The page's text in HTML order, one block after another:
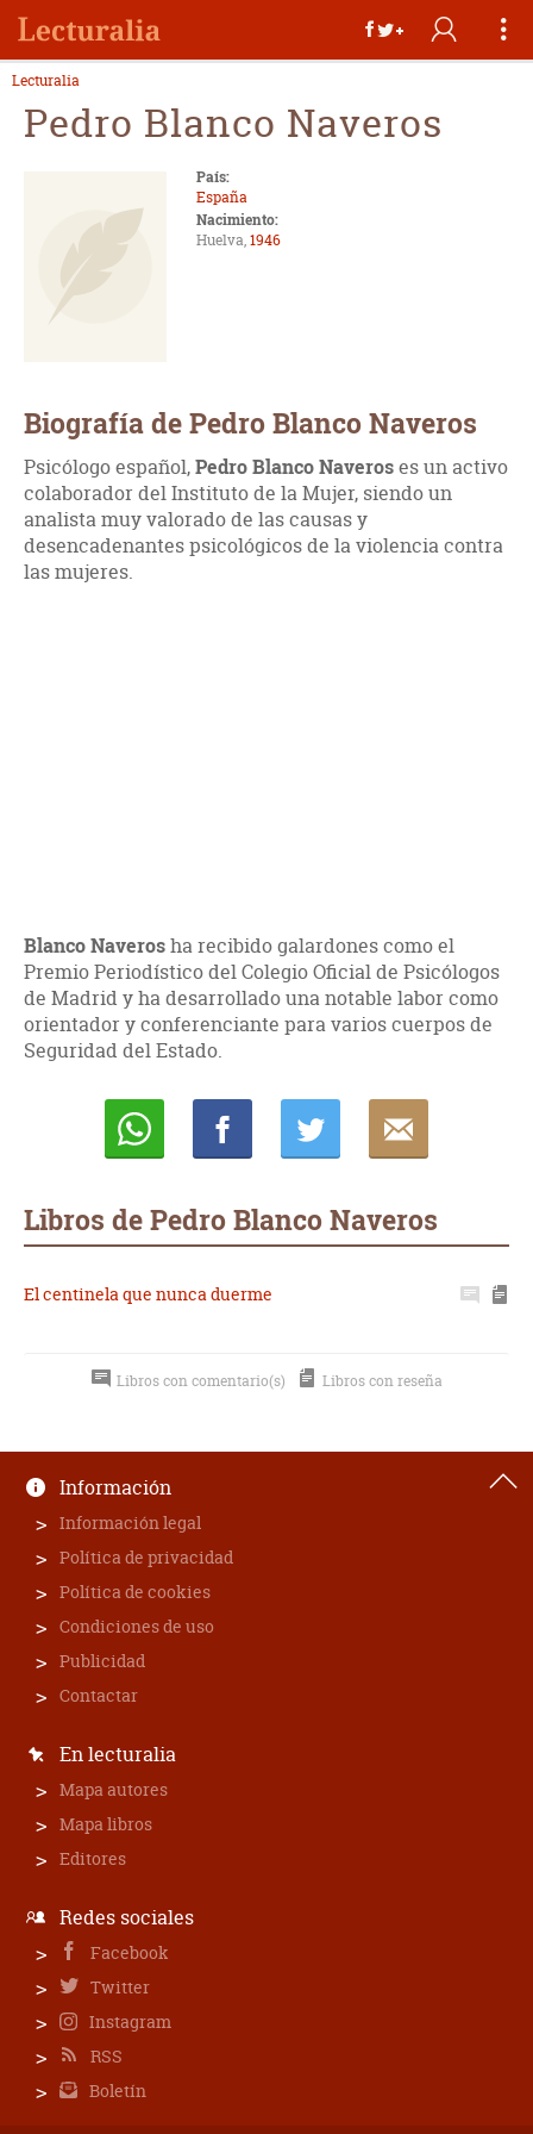
Lecturalia
Pedro Blanco Naveros
País:
España
Nacimiento:
Huelva,1946
Biografía de Pedro Blanco Naveros
Psicólogo español,Pedro Blanco Naveroses un activo
colaborador del Instituto de la Mujer, siendo un
analista muy valorado de las causas y
desencadenantes psicológicos de la violencia contra
las mujeres.
Blanco Naverosha recibido galardones como el
Premio Periodístico del Colegio Oficial de Psicólogos
de Madrid y ha desarrollado una notable labor como
orientador y conferenciante para varios cuerpos de
Seguridad del Estado.
Libros de Pedro Blanco Naveros
El centinela que nunca duerme
Libros con comentario(s) Libros con reseña
Información
Información legal
Política de privacidad
Política de cookies
Condiciones de uso
Publicidad
Contactar
En lecturalia
Mapa autores
Mapa libros
Editores
Redes sociales
Facebook
Twitter
Instagram
RSS
Boletín